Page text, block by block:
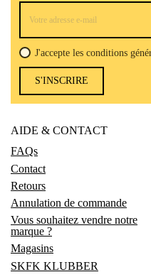
J'accepte les conditions
S'INSCRIRE
AIDE & CONTACT
FAQs
Contact
Retours
Annulation de commande
Vous souhaitez vendre notre
marque ?
Magasins
SKFK KLUBBER